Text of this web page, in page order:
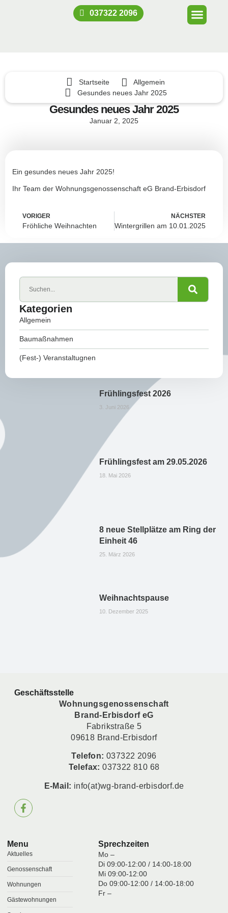
037322 2096
Startseite
Allgemein
Gesundes neues Jahr 2025
Gesundes neues Jahr 2025
Januar 2, 2025
Ein gesundes neues Jahr 2025!
Ihr Team der Wohnungsgenossenschaft eG Brand-Erbisdorf
VORIGER
Fröhliche Weihnachten
NÄCHSTER
Wintergrillen am 10.01.2025
Kategorien
Allgemein
Baumaßnahmen
(Fest-) Veranstaltugnen
Frühlingsfest 2026
3. Juni 2026
Frühlingsfest am 29.05.2026
18. Mai 2026
8 neue Stellplätze am Ring der
Einheit 46
25. März 2026
Weihnachtspause
10. Dezember 2025
Geschäftsstelle
Wohnungsgenossenschaft
Brand-Erbisdorf eG
Fabrikstraße 5
09618 Brand-Erbisdorf
Telefon: 037322 2096
Telefax: 037322 810 68
E-Mail: info(at)wg-brand-erbisdorf.de
Menu
Aktuelles
Genossenschaft
Wohnungen
Gästewohnungen
Sprechzeiten
Mo –
Di 09:00-12:00 / 14:00-18:00
Mi 09:00-12:00
Do 09:00-12:00 / 14:00-18:00
Fr –